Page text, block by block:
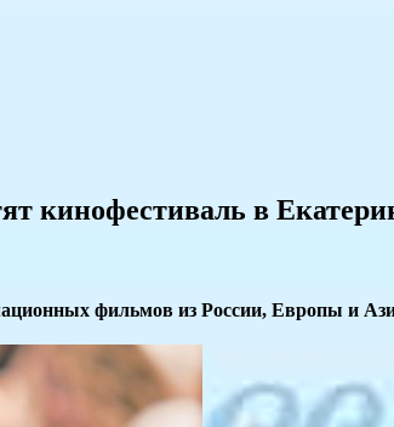
кинофестиваль в
фильмов из России, Европы и